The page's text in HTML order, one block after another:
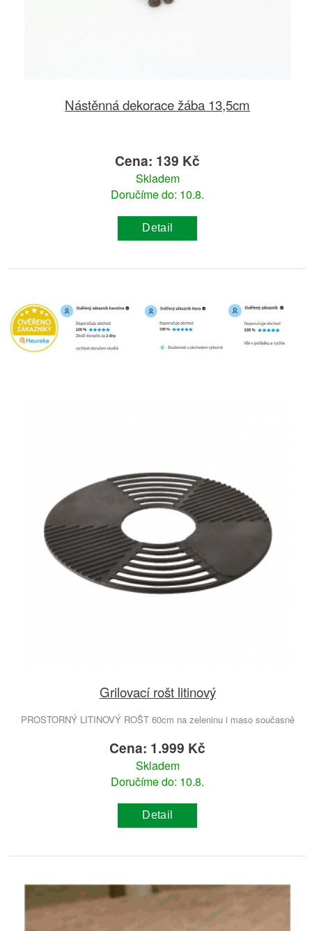
Nástěnná dekorace žába 13,5cm
Cena: 139 Kč
Skladem
Doručíme do: 10.8.
Detail
Grilovací rošt litinový
PROSTORNÝ LITINOVÝ ROŠT 60cm na zeleninu i maso současně
Cena: 1.999 Kč
Skladem
Doručíme do: 10.8.
Detail